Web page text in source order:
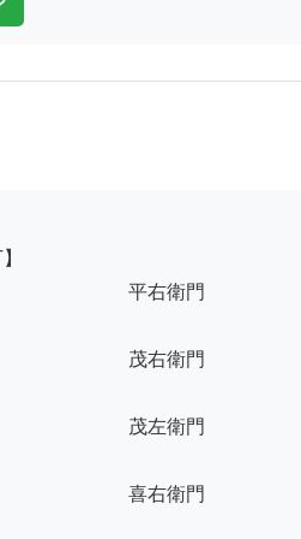
　　　　　　平右衛門
　　　　　　茂右衛門
　　　　　　茂左衛門
　　　　　　喜右衛門